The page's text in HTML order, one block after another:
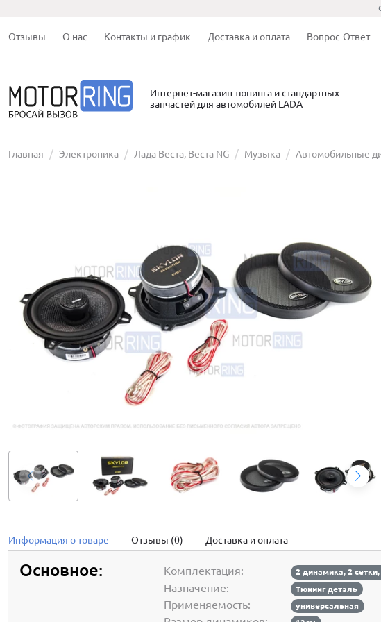
Отзывы О нас Контакты и график Доставка и оплата Вопрос-Ответ
Интернет-магазин тюнинга и стандартных
запчастей для автомобилей LADA
Главная Электроника Лада Веста, Веста NG Музыка Автомобильные
Информация о товаре Отзывы (0) Доставка и оплата
Основное: Комплектация: 2 динамика, 2
Назначение: Тюнинг деталь
Применяемость: универсальная